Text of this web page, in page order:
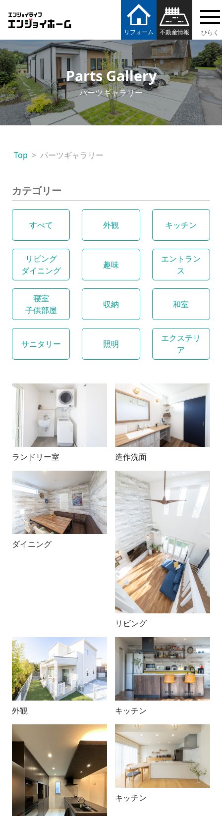
エンジョイホーム
リフォーム 不動産情報
Parts Gallery
パーツギャラリー
Top パーツギャラリー
カテゴリー
すべて 外観 キッチン
リビング
ダイニング
趣味
エントラン
ス
寝室
子供部屋
収納 和室
サニタリー 照明
エクステリ
ア
ランドリー室 造作洗面
ダイニング
リビング
外観 キッチン
キッチン